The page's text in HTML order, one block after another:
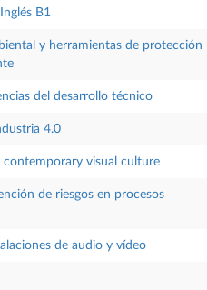
B1
y herramientas de protección
del desarrollo técnico
4.0
contemporary visual culture
de riesgos en procesos
de audio y vídeo